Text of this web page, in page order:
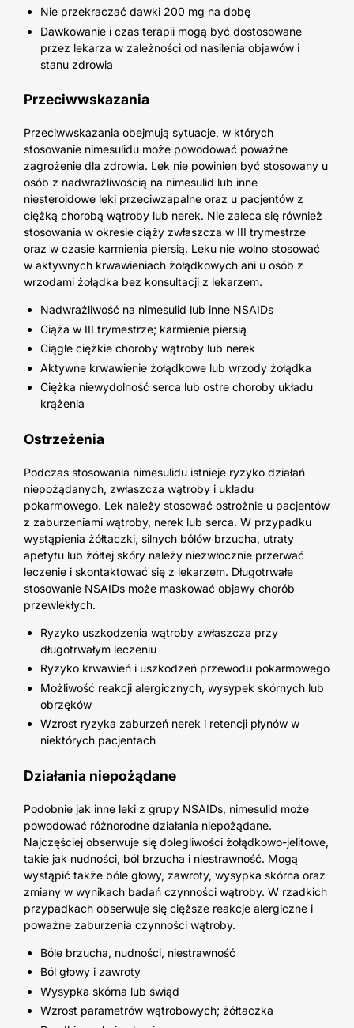
Nie przekraczać dawki 200 mg na dobę
Dawkowanie i czas terapii mogą być dostosowane
przez lekarza w zależności od nasilenia objawów i
stanu zdrowia
Przeciwwskazania
Przeciwwskazania obejmują sytuacje, w których
stosowanie nimesulidu może powodować poważne
zagrożenie dla zdrowia. Lek nie powinien być stosowany u
osób z nadwrażliwością na nimesulid lub inne
niesteroidowe leki przeciwzapalne oraz u pacjentów z
ciężką chorobą wątroby lub nerek. Nie zaleca się również
stosowania w okresie ciąży zwłaszcza w III trymestrze
oraz w czasie karmienia piersią. Leku nie wolno stosować
w aktywnych krwawieniach żołądkowych ani u osób z
wrzodami żołądka bez konsultacji z lekarzem.
Nadwrażliwość na nimesulid lub inne NSAIDs
Ciąża w III trymestrze; karmienie piersią
Ciągłe ciężkie choroby wątroby lub nerek
Aktywne krwawienie żołądkowe lub wrzody żołądka
Ciężka niewydolność serca lub ostre choroby układu
krążenia
Ostrzeżenia
Podczas stosowania nimesulidu istnieje ryzyko działań
niepożądanych, zwłaszcza wątroby i układu
pokarmowego. Lek należy stosować ostrożnie u pacjentów
z zaburzeniami wątroby, nerek lub serca. W przypadku
wystąpienia żółtaczki, silnych bólów brzucha, utraty
apetytu lub żółtej skóry należy niezwłocznie przerwać
leczenie i skontaktować się z lekarzem. Długotrwałe
stosowanie NSAIDs może maskować objawy chorób
przewlekłych.
Ryzyko uszkodzenia wątroby zwłaszcza przy
długotrwałym leczeniu
Ryzyko krwawień i uszkodzeń przewodu pokarmowego
Możliwość reakcji alergicznych, wysypek skórnych lub
obrzęków
Wzrost ryzyka zaburzeń nerek i retencji płynów w
niektórych pacjentach
Działania niepożądane
Podobnie jak inne leki z grupy NSAIDs, nimesulid może
powodować różnorodne działania niepożądane.
Najczęściej obserwuje się dolegliwości żołądkowo-jelitowe,
takie jak nudności, ból brzucha i niestrawność. Mogą
wystąpić także bóle głowy, zawroty, wysypka skórna oraz
zmiany w wynikach badań czynności wątroby. W rzadkich
przypadkach obserwuje się cięższe reakcje alergiczne i
poważne zaburzenia czynności wątroby.
Bóle brzucha, nudności, niestrawność
Ból głowy i zawroty
Wysypka skórna lub świąd
Wzrost parametrów wątrobowych; żółtaczka